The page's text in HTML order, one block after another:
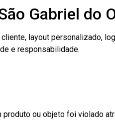
Gabriel do
layout personalizado,
e responsabilidade.
ou objeto foi violado